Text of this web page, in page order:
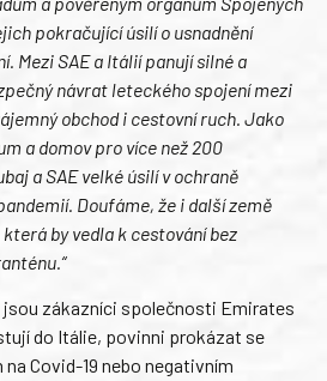
pokračující úsilí o usnadnění
Mezi SAE a Itálií panují silné a
návrat leteckého spojení mezi
obchod i cestovní ruch. Jako
a domov pro více než 200
a SAE velké úsilí v ochraně
Doufáme, že i další země
by vedla k cestování bez
jsou zákazníci společnosti Emirates
do Itálie, povinni prokázat se
Covid-19 nebo negativním